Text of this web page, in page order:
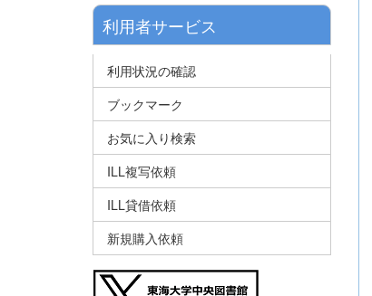
利用者サービス
利用状況の確認
ブックマーク
お気に入り検索
ILL複写依頼
ILL貸借依頼
新規購入依頼